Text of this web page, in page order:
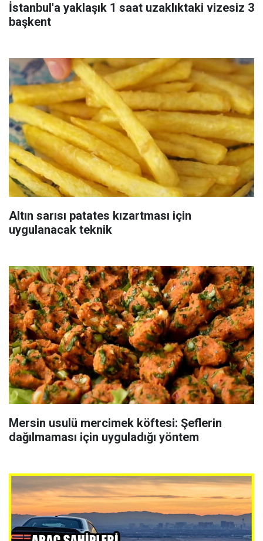
İstanbul'a yaklaşık 1 saat uzaklıktaki vizesiz 3
başkent
Altın sarısı patates kızartması için
uygulanacak teknik
Mersin usulü mercimek köftesi: Şeflerin
dağılmaması için uyguladığı yöntem